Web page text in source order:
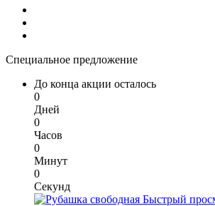
Специальное предложение
До конца акции осталось
0
Дней
0
Часов
0
Минут
0
Секунд
Быстрый